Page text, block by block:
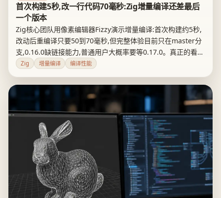
首次构建5秒,改一行代码70毫秒:Zig增量编译还差最后
一个版本
Zig核心团队用像素编辑器Fizzy演示增量编译:首次构建约5秒,
改动后重编译只要50到70毫秒,但完整体验目前只在master分
支,0.16.0缺链接能力,普通用户大概率要等0.17.0。真正的看点
不是这次演示多快,而是Zig从语言设计阶段就为可拆分依赖让
Zig 增量编译 编译性能